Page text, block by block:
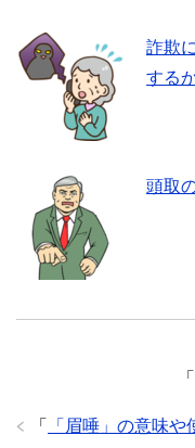
詐欺
する
頭取
「
「 「眉唾」の意味